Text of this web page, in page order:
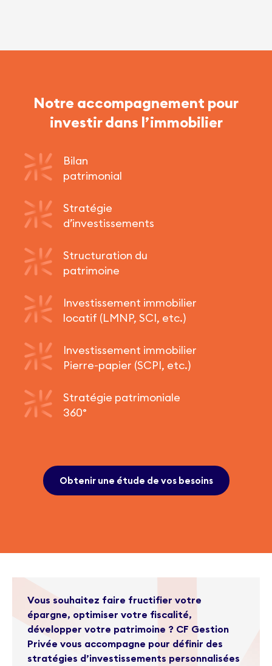
Notre accompagnement pour
investir dans l’immobilier
Bilan
patrimonial
Stratégie
d’investissements
Structuration du
patrimoine
Investissement immobilier
locatif (LMNP, SCI, etc.)
Investissement immobilier
Pierre-papier (SCPI, etc.)
Stratégie patrimoniale
360°
Obtenir une étude de vos besoins
Vous souhaitez faire fructifier votre
épargne, optimiser votre fiscalité,
développer votre patrimoine ? CF Gestion
Privée vous accompagne pour définir des
stratégies d’investissements personnalisées